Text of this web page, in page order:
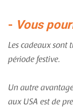
- Vous
Les cadeaux sont
période festive.
Un autre
aux USA est de